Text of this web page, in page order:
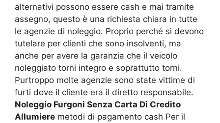
alternativi possono essere cash e mai tramite
assegno, questo è una richiesta chiara in tutte
le agenzie di noleggio. Proprio perché si devono
tutelare per clienti che sono insolventi, ma
anche per avere la garanzia che il veicolo
noleggiato torni integro e soprattutto torni.
Purtroppo molte agenzie sono state vittime di
furti dove il cliente era il diretto responsabile.
Noleggio Furgoni Senza Carta Di Credito
Allumiere metodi di pagamento cash Per il